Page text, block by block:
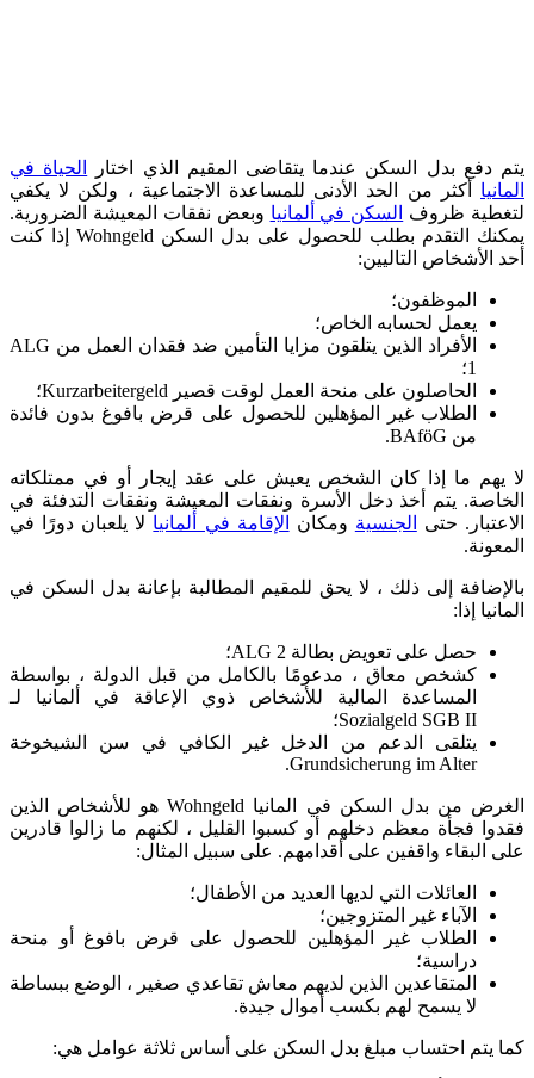
يتم دفع بدل السكن عندما يتقاضى المقيم الذي اختار
الحياة في
المانيا أكثر من الحد الأدنى للمساعدة الاجتماعية ، ولكن لا يكفي
لتغطية ظروف
السكن في ألمانيا وبعض نفقات المعيشة الضرورية.
يمكنك التقدم بطلب للحصول على بدل السكن Wohngeld إذا كنت
أحد الأشخاص التاليين:
الموظفون؛
يعمل لحسابه الخاص؛
الأفراد الذين يتلقون مزايا التأمين ضد فقدان العمل من ALG
1؛
الحاصلون على منحة العمل لوقت قصير Kurzarbeitergeld؛
الطلاب غير المؤهلين للحصول على قرض بافوغ بدون فائدة
من BAföG.
لا يهم ما إذا كان الشخص يعيش على عقد إيجار أو في ممتلكاته
الخاصة. يتم أخذ دخل الأسرة ونفقات المعيشة ونفقات التدفئة في
الاعتبار. حتى
الجنسية ومكان الإقامة في ألمانيا لا يلعبان دورًا في
المعونة.
بالإضافة إلى ذلك ، لا يحق للمقيم المطالبة بإعانة بدل السكن في
المانيا إذا:
حصل على تعويض بطالة ALG 2؛
كشخص معاق ، مدعومًا بالكامل من قبل الدولة ، بواسطة
المساعدة المالية للأشخاص ذوي الإعاقة في ألمانيا لـ
Sozialgeld SGB II؛
يتلقى الدعم من الدخل غير الكافي في سن الشيخوخة
Grundsicherung im Alter.
الغرض من بدل السكن في المانيا Wohngeld هو للأشخاص الذين
فقدوا فجأة معظم دخلهم أو كسبوا القليل ، لكنهم ما زالوا قادرين
على البقاء واقفين على أقدامهم. على سبيل المثال:
العائلات التي لديها العديد من الأطفال؛
الآباء غير المتزوجين؛
الطلاب غير المؤهلين للحصول على قرض بافوغ أو منحة
دراسية؛
المتقاعدين الذين لديهم معاش تقاعدي صغير ، الوضع ببساطة
لا يسمح لهم بكسب أموال جيدة.
كما يتم احتساب مبلغ بدل السكن على أساس ثلاثة عوامل هي: